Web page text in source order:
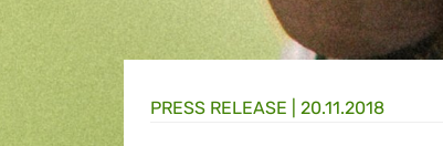
PRESS RELEASE | 20.11.2018